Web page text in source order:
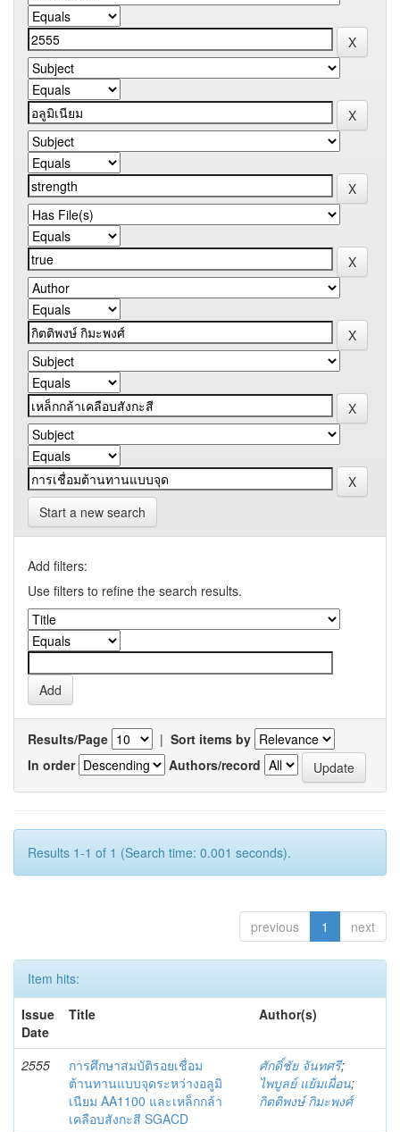
Start a new search
Add filters:
Use filters to refine the search results.
Results/Page | Sort items by
In order
Authors/record
Results 1-1 of 1 (Search time: 0.001 seconds).
previous 1 next
Item hits:
Issue
Date
Title Author(s)
2555
การศึกษาสมบัติรอยเชื่อม
ต้านทานแบบจุดระหว่างอลูมิ
เนียม AA1100 และเหล็กกล้า
เคลือบสังกะสี SGACD
ศักดิ์ชัย จันทศรี;
ไพบูลย์ แย้มเผื่อน;
กิตติพงษ์ กิมะพงศ์